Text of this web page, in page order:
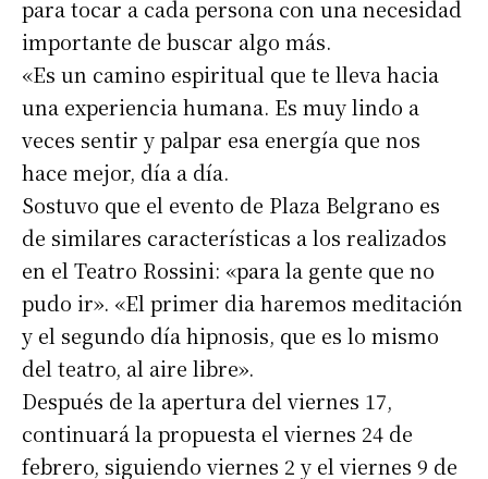
para tocar a cada persona con una necesidad
importante de buscar algo más.
«Es un camino espiritual que te lleva hacia
una experiencia humana. Es muy lindo a
veces sentir y palpar esa energía que nos
hace mejor, día a día.
Sostuvo que el evento de Plaza Belgrano es
de similares características a los realizados
en el Teatro Rossini: «para la gente que no
pudo ir». «El primer dia haremos meditación
y el segundo día hipnosis, que es lo mismo
del teatro, al aire libre».
Después de la apertura del viernes 17,
continuará la propuesta el viernes 24 de
febrero, siguiendo viernes 2 y el viernes 9 de